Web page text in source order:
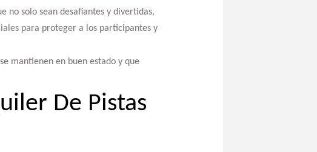
no solo sean desafiantes y divertidas,
para proteger a los participantes y
mantienen en buen estado y que
De Pistas